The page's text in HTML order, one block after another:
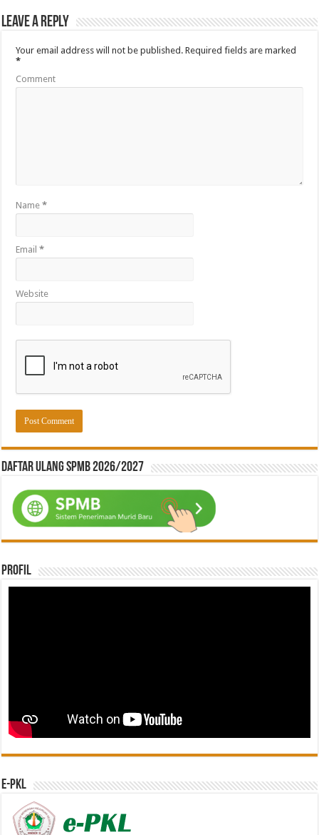
Leave a Reply
Your email address will not be published. Required fields are marked
*
Comment
Name*
Email*
Website
Daftar ulang SPMB 2026/2027
Profil
e-PKL